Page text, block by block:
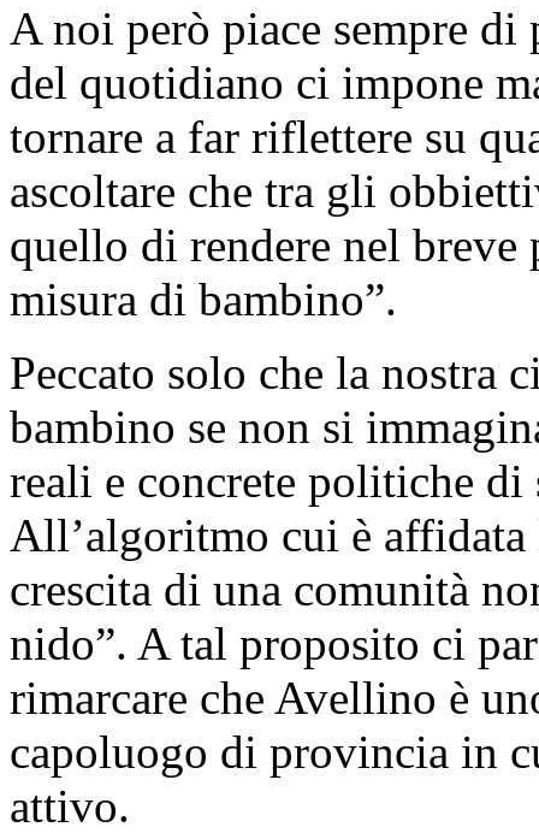
A noi però piace sempre di
del quotidiano ci impone
tornare a far riflettere su
ascoltare che tra gli
quello di rendere nel
misura di bambino”.
Peccato solo che la nostra
bambino se non si
reali e concrete politiche di
All’algoritmo cui è affidata
crescita di una comunità
nido”. A tal proposito ci
rimarcare che Avellino è
capoluogo di provincia in
attivo.